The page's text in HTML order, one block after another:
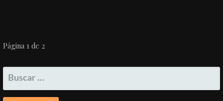
NAVEGACIÓN
POR
ENTRADA
Página 1 de 2
BUSCAR: